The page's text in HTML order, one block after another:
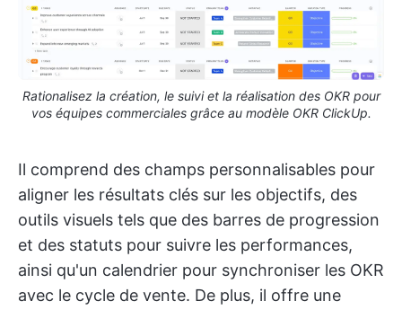
Rationalisez la création, le suivi et la réalisation des OKR pour
vos équipes commerciales grâce au modèle OKR ClickUp.
Il comprend des champs personnalisables pour
aligner les résultats clés sur les objectifs, des
outils visuels tels que des barres de progression
et des statuts pour suivre les performances,
ainsi qu'un calendrier pour synchroniser les OKR
avec le cycle de vente. De plus, il offre une